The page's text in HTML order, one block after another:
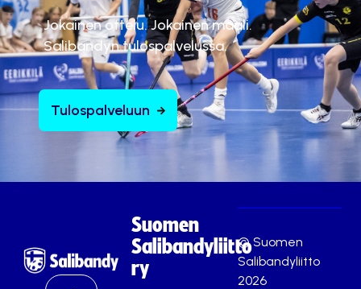
Jokainen ottelu. Jokainen maali.
Salibandyn tulospalvelussa.
Tulospalveluun
Suomen
Salibandyliitto
ry
© Suomen
Salibandyliitto
2026